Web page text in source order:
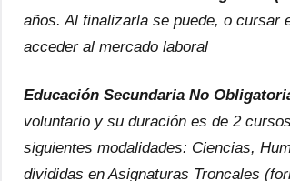
años. Al finalizarla se puede, o cursar
acceder al mercado laboral
Educación Secundaria No
voluntario y su duración es de 2
siguientes modalidades: Ciencias,
divididas en Asignaturas Troncales